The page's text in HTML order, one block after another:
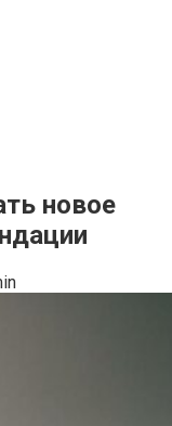
новое